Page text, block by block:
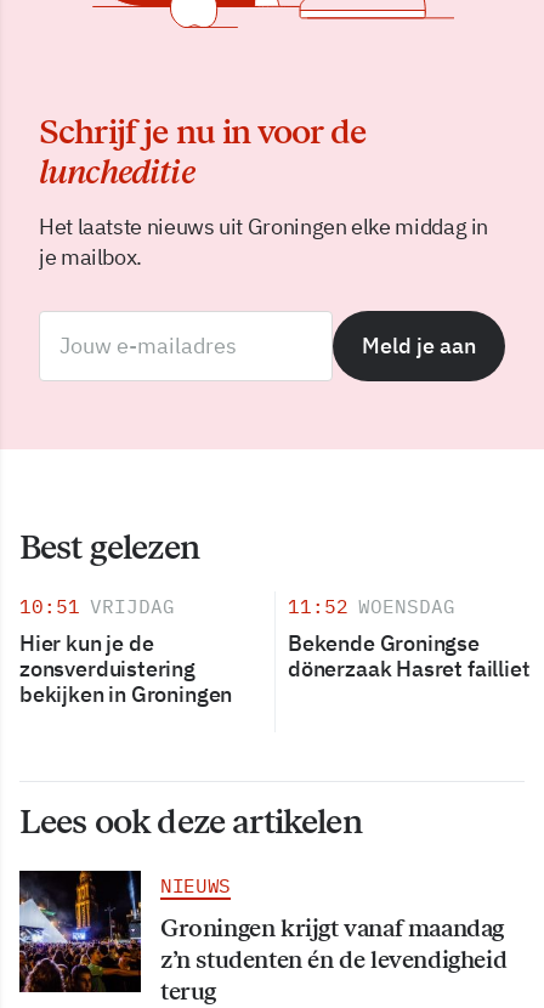
Schrijf je nu in voor de
luncheditie
Het laatste nieuws uit Groningen elke middag in
je mailbox.
Meld je aan
Best gelezen
10:51 VRIJDAG
Hier kun je de
zonsverduistering
bekijken in Groningen
11:52 WOENSDAG
Bekende Groningse
dönerzaak Hasret failliet
Lees ook deze artikelen
NIEUWS
Groningen krijgt vanaf maandag
z’n studenten én de levendigheid
terug